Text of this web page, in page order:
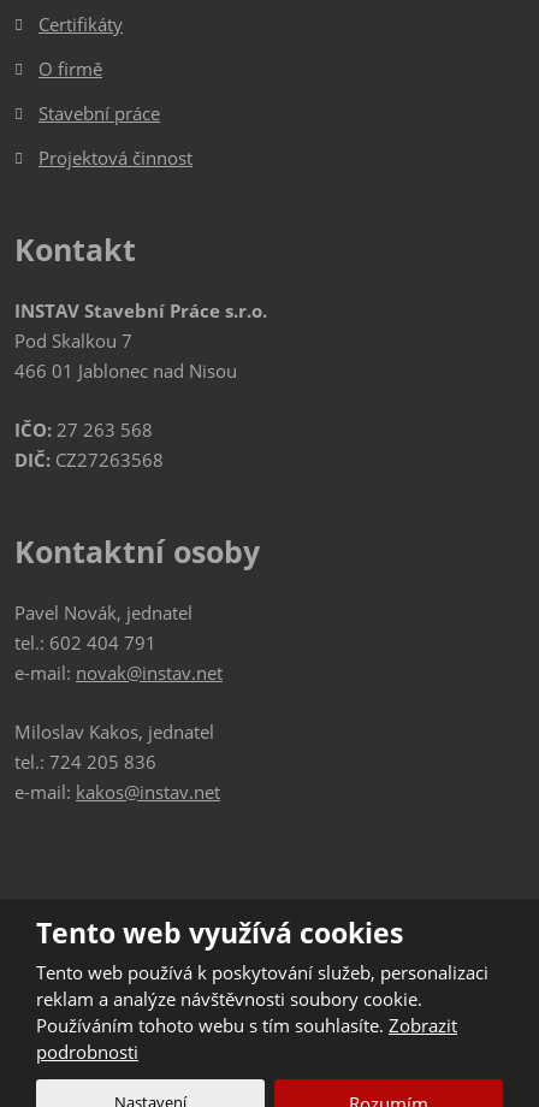
Certifikáty
O firmě
Stavební práce
Projektová činnost
Kontakt
INSTAV Stavební Práce s.r.o.
Pod Skalkou 7
466 01 Jablonec nad Nisou
IČO: 27 263 568
DIČ: CZ27263568
Kontaktní osoby
Pavel Novák, jednatel
tel.: 602 404 791
e-mail: novak@instav.net
Miloslav Kakos, jednatel
tel.: 724 205 836
e-mail: kakos@instav.net
© 2026 INSTAV stavební práce s.r.o., vytvořila eBRÁNA s.r.o.
Mapa stránek |Podmínky použití
VYROBILA
Tento web využívá cookies
Tento web používá k poskytování služeb, personalizaci
reklam a analýze návštěvnosti soubory cookie.
Používáním tohoto webu s tím souhlasíte. Zobrazit
podrobnosti
Nastavení